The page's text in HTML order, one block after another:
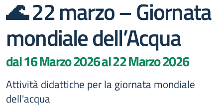
🌊 22 marzo – Giornata
mondiale dell’Acqua
dal 16 Marzo 2026 al 22 Marzo 2026
Attività didattiche per la giornata mondiale
dell'acqua